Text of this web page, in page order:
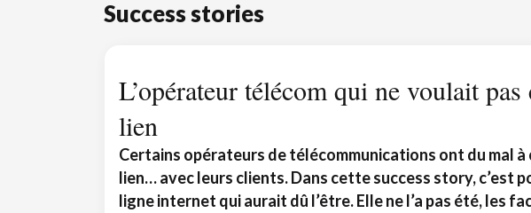
Success stories
L’opérateur télécom qui ne voulait
lien
Certains opérateurs de télécommunications ont du mal à
lien… avec leurs clients. Dans cette success story, c’est
ligne internet qui aurait dû l’être. Elle ne l’a pas été, les